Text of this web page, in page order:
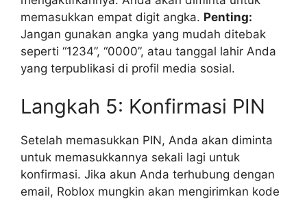
memasukkan empat digit angka. Penting:
Jangan gunakan angka yang mudah ditebak
seperti “1234”, “0000”, atau tanggal lahir Anda
yang terpublikasi di profil media sosial.
Langkah 5: Konfirmasi PIN
Setelah memasukkan PIN, Anda akan diminta
untuk memasukkannya sekali lagi untuk
konfirmasi. Jika akun Anda terhubung dengan
email, Roblox mungkin akan mengirimkan kode